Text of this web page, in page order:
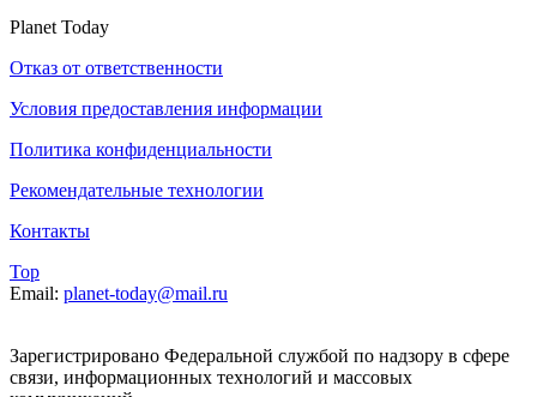
Planet Today
Отказ от ответственности
Условия предоставления информации
Политика конфиденциальности
Рекомендательные технологии
Контакты
Top
Email: planet-today@mail.ru
Зарегистрировано Федеральной службой по надзору в сфере
связи, информационных технологий и массовых